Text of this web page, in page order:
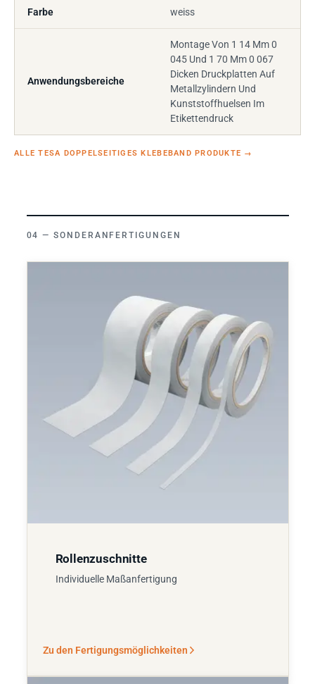
Farbe weiss
Anwendungsbereiche
Montage Von 1 14 Mm 0
045 Und 1 70 Mm 0 067
Dicken Druckplatten Auf
Metallzylindern Und
Kunststoffhuelsen Im
Etikettendruck
ALLE TESA DOPPELSEITIGES KLEBEBAND PRODUKTE →
SONDERANFERTIGUNGEN
Rollenzuschnitte
Individuelle Maßanfertigung
Zu den Fertigungsmöglichkeiten